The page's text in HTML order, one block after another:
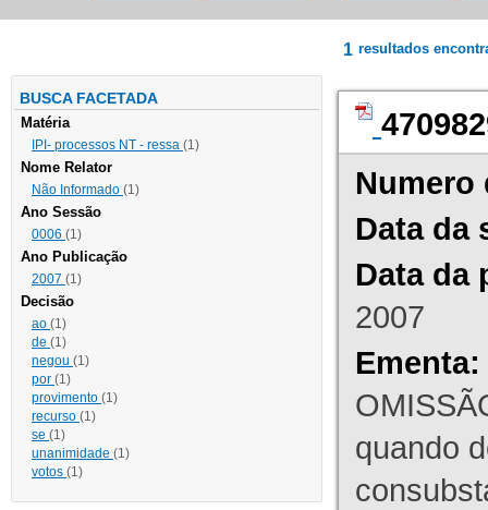
BUSCA FACETADA
Matéria
IPI- processos NT - ressa (1)
Nome Relator
Não Informado (1)
Ano Sessão
0006 (1)
Ano Publicação
2007 (1)
Decisão
ao (1)
de (1)
negou (1)
por (1)
provimento (1)
recurso (1)
se (1)
unanimidade (1)
votos (1)
1 resultados
Numero
Data da
Data da
2007
Ementa:
quando